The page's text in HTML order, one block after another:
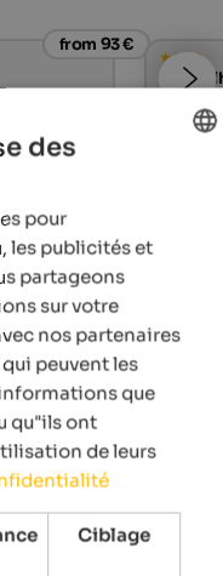
from 93 €
de Bolzano
aux fruits de
Bolzano, situé au
son nom ne le laisse
du Tyrol du Sud
de marchandises,
, un lieu de
pour les autochtones
italiens ainsi que les
lundi au samedi de
des
pour
les publicités et
partageons
sur votre
nos partenaires
peuvent les
que
qu"ils ont
de leurs
Ciblage